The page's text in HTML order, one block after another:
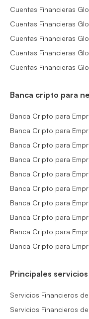
Cuentas Financieras
Cuentas Financieras
Cuentas Financieras
Cuentas Financieras
Cuentas Financieras
Banca cripto para
Banca Cripto para
Banca Cripto para
Banca Cripto para
Banca Cripto para
Banca Cripto para
Banca Cripto para
Banca Cripto para
Banca Cripto para
Banca Cripto para
Banca Cripto para
Principales
Servicios Financieros
Servicios Financieros